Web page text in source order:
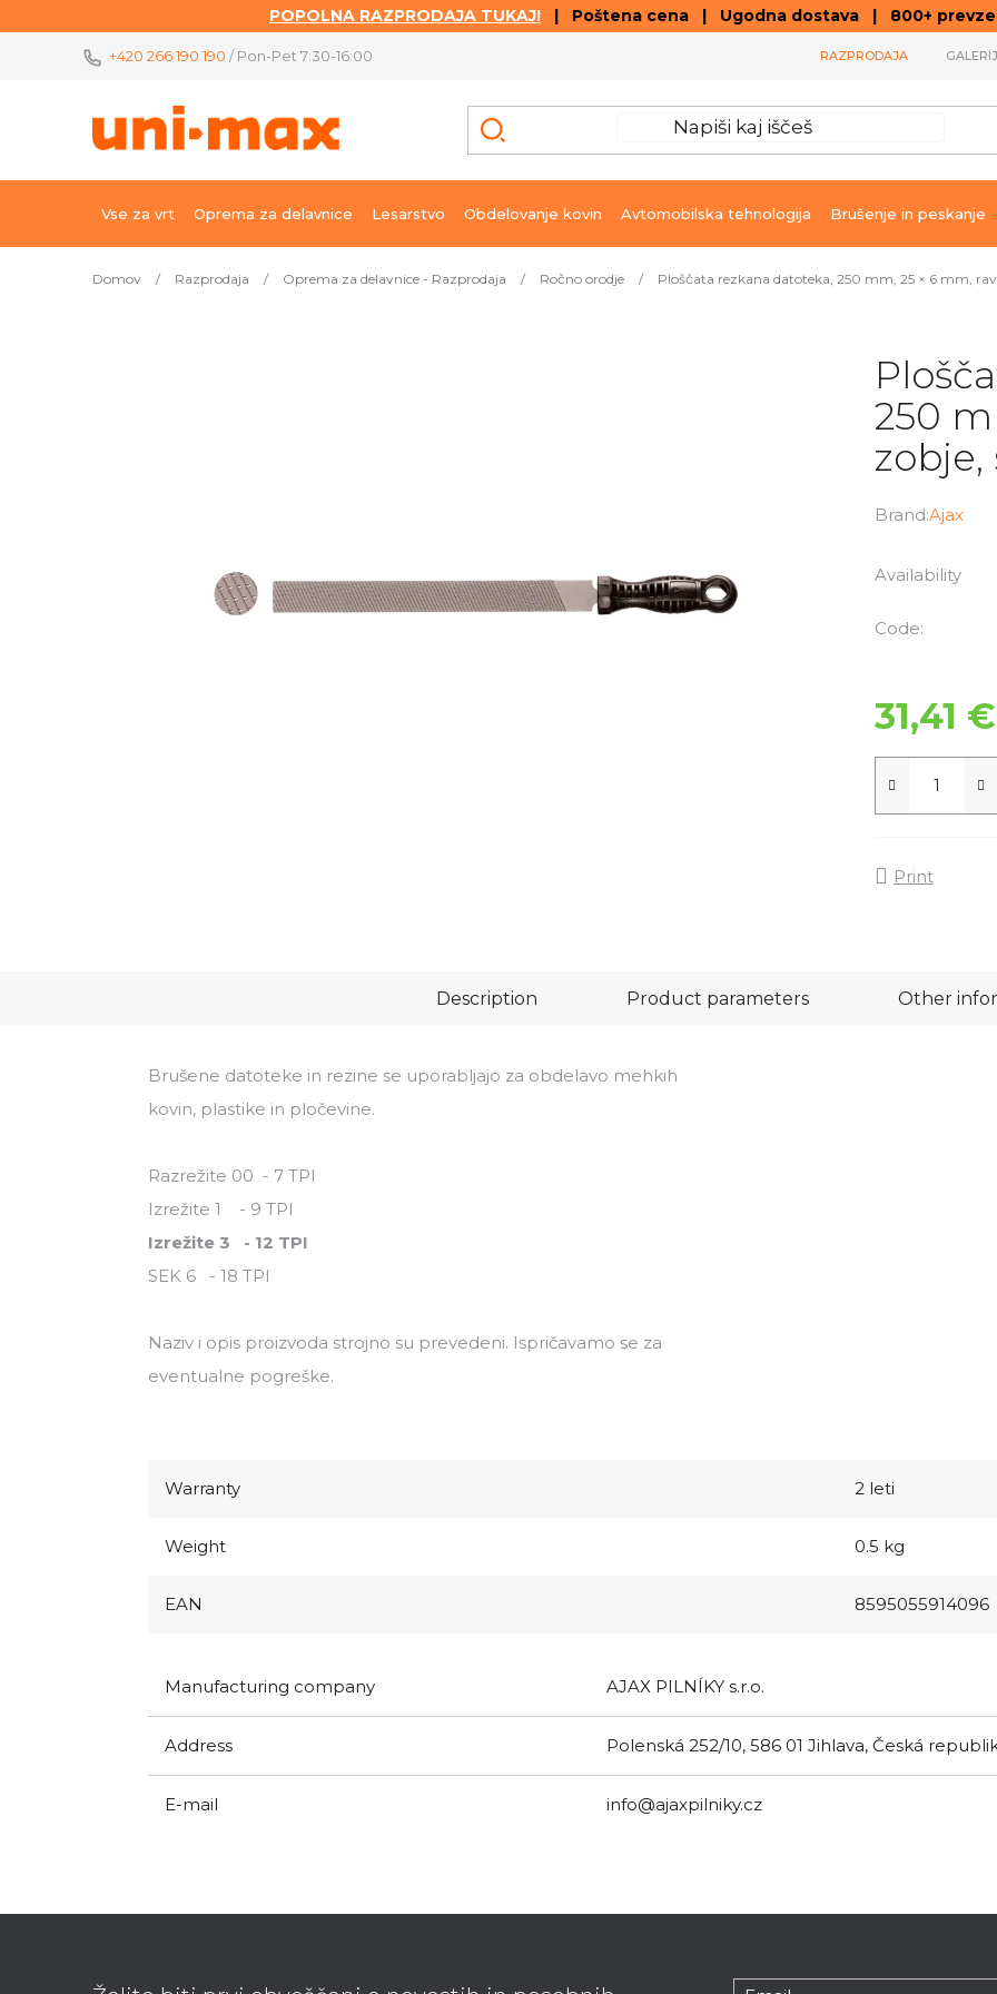
POPOLNA RAZPRODAJA TUKAJ! | Poštena cena | Ugodna dostava | 800+
+420 266 190 190 / Pon-Pet 7:30-16:00 RAZPRODAJA
Vse za vrt Oprema za delavnice Lesarstvo Obdelovanje kovin Avtomobilska tehnologija Brušenje in peskanje
Domov / Razprodaja / Oprema za delavnice - Razprodaja / Ročno orodje / Ploščata rezkana datoteka, 250 mm, 25 × 6 mm,
250
zobje,
Brand:Ajax
Availability
Code:
31,41 €
Print
Description Product parameters Other
Brušene datoteke in rezine se uporabljajo za obdelavo mehkih
kovin, plastike in pločevine.
Razrežite 00 - 7 TPI
Izrežite 1 - 9 TPI
Izrežite 3 - 12 TPI
SEK 6 - 18 TPI
Naziv i opis proizvoda strojno su prevedeni. Ispričavamo se za
eventualne pogreške.
Warranty 2 leti
Weight 0.5 kg
EAN 8595055914096
Manufacturing company AJAX PILNÍKY s.r.o.
Address Polenská 252/10, 586 01 Jihlava, Česká
E-mail info@ajaxpilniky.cz